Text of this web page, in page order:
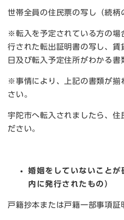
世帯全員の住民票の写し（続柄
※転入を予定されている方の場
行された転出証明書の写し、賃
日及び転入予定住所がわかる書
※事情により、上記の書類が揃
さい。
宇陀市へ転入されましたら、住
ださい。
婚姻をしていないこと
内に発行されたもの）
戸籍抄本または戸籍一部事項証